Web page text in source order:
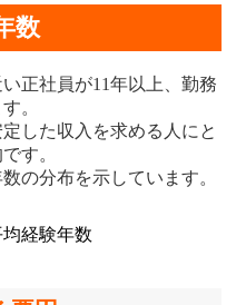
数
正社員が11年以上、勤務
。
した収入を求める人にと
す。
の分布を示しています。